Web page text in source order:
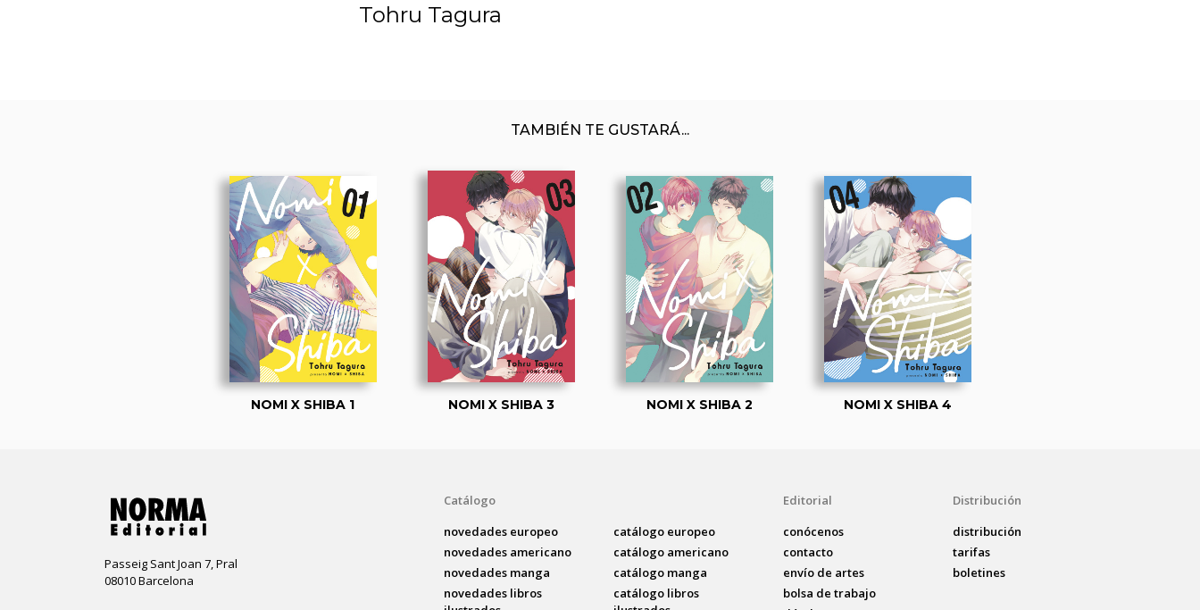
Tohru Tagura
TAMBIÉN TE GUSTARÁ...
NOMI X SHIBA 1 NOMI X SHIBA 3 NOMI X SHIBA 2 NOMI X SHIBA 4
Passeig Sant Joan 7, Pral
08010 Barcelona
Catálogo
novedades europeo
novedades americano
novedades manga
novedades libros
catálogo europeo
catálogo americano
catálogo manga
catálogo libros
Editorial
conócenos
contacto
envío de artes
bolsa de trabajo
Distribución
distribución
tarifas
boletines